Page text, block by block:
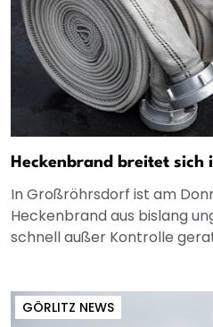
Heckenbrand breitet sich
In Großröhrsdorf ist am
Heckenbrand aus bislang
schnell außer Kontrolle
GÖRLITZ NEWS